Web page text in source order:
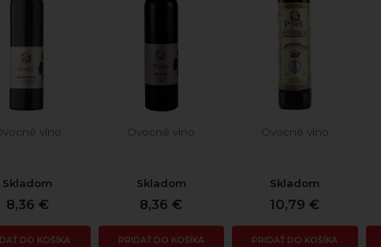
víno
Skladom
8,36 €
DO KOŠÍKA
Ovocné víno
Skladom
8,36 €
PRIDAŤ DO KOŠÍKA
Ovocné víno
Skladom
10,79 €
PRIDAŤ DO KOŠÍKA